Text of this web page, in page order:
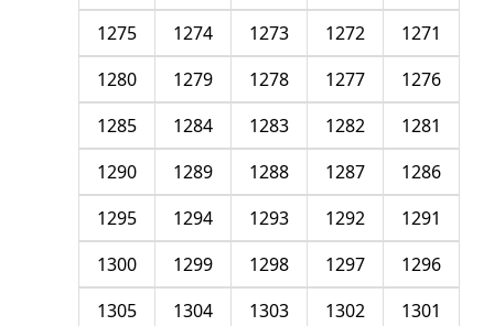
1271
1272
1273
1274
1275
1276
1277
1278
1279
1280
1281
1282
1283
1284
1285
1286
1287
1288
1289
1290
1291
1292
1293
1294
1295
1296
1297
1298
1299
1300
1301
1302
1303
1304
1305